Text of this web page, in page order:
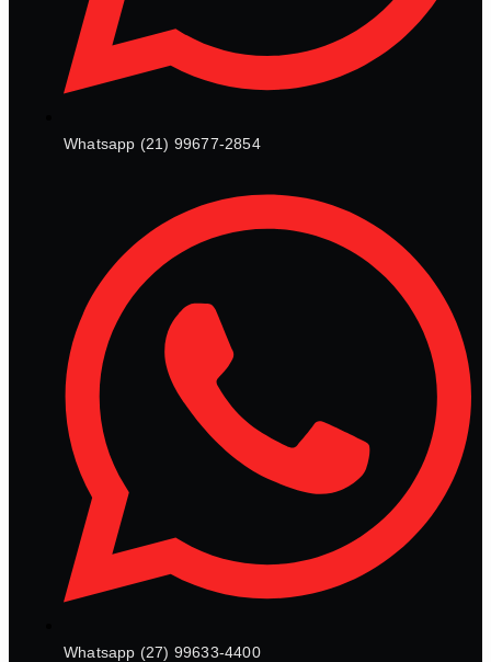
Whatsapp (21) 99677-2854
Whatsapp (27) 99633-4400